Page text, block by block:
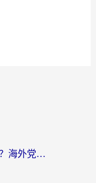
交通银行在瑞士用不了怎么办？海外党必备回国加速器指南，追剧游戏全搞定